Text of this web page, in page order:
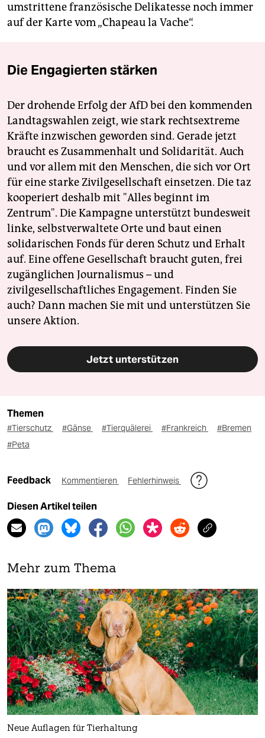
umstrittene französische Delikatesse noch immer
auf der Karte vom „Chapeau la Vache“.
Die Engagierten stärken
Der drohende Erfolg der AfD bei den kommenden
Landtagswahlen zeigt, wie stark rechtsextreme
Kräfte inzwischen geworden sind. Gerade jetzt
braucht es Zusammenhalt und Solidarität. Auch
und vor allem mit den Menschen, die sich vor Ort
für eine starke Zivilgesellschaft einsetzen. Die taz
kooperiert deshalb mit "Alles beginnt im
Zentrum". Die Kampagne unterstützt bundesweit
linke, selbstverwaltete Orte und baut einen
solidarischen Fonds für deren Schutz und Erhalt
auf. Eine offene Gesellschaft braucht guten, frei
zugänglichen Journalismus – und
zivilgesellschaftliches Engagement. Finden Sie
auch? Dann machen Sie mit und unterstützen Sie
unsere Aktion.
Jetzt unterstützen
Themen
#Tierschutz #Gänse #Tierquälerei #Frankreich
#Bremen
#Peta
Feedback Kommentieren Fehlerhinweis
Diesen Artikel teilen
Mehr zum Thema
Neue Auflagen für Tierhaltung